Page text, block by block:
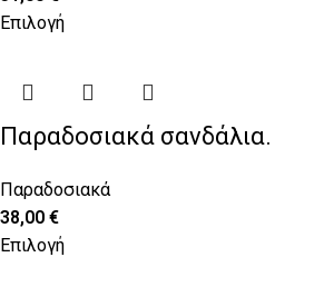
Επιλογή
Παραδοσιακά σανδάλια.
Παραδοσιακά
38,00 €
Επιλογή